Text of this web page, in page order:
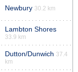
Newbury 30.2 km
Lambton Shores
33.9 km
Dutton/Dunwich 37.4
km